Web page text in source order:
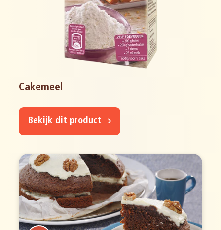
Cakemeel
Bekijk dit product